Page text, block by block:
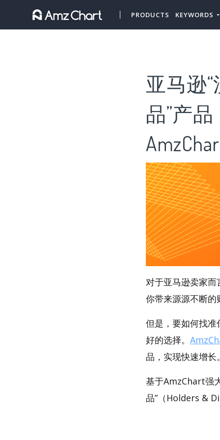
PRODUCTS KEYWORDS
亚马逊
品”产
对于亚马逊卖家
你带来源源不断的
但是，要如何找准
好的选择。
品，实现快速增长
基于AmzChart强
品”（Holders &